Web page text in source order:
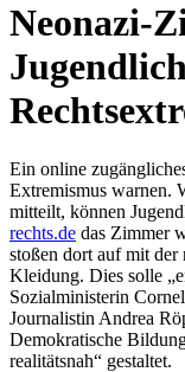
Neonazi-
Ein online
Extremismus warnen.
mitteilt, können
rechts.de das Zimmer
stoßen dort auf mit der
Kleidung. Dies solle
Sozialministerin
Journalistin Andrea
Demokratische
realitätsnah“ gestaltet.